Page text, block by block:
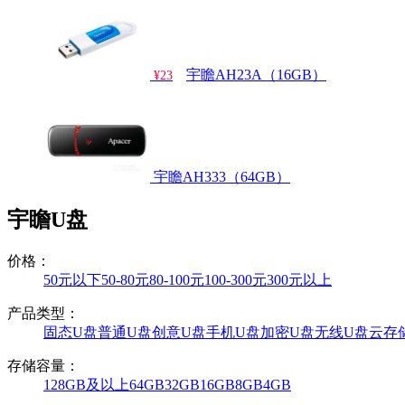
¥23 宇瞻AH23A（16GB）
宇瞻AH333（64GB）
宇瞻U盘
价格：
50元以下50-80元80-100元100-300元300元以上
产品类型：
固态U盘普通U盘创意U盘手机U盘加密U盘无线U盘云存
存储容量：
128GB及以上64GB32GB16GB8GB4GB